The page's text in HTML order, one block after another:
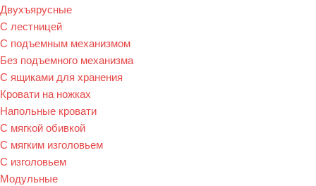
Двухъярусные
С лестницей
С подъемным механизмом
Без подъемного механизма
С ящиками для хранения
Кровати на ножках
Напольные кровати
С мягкой обивкой
С мягким изголовьем
С изголовьем
Модульные